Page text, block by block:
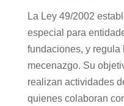
La Ley 49/2002
especial para
fundaciones, y regula
mecenazgo. Su
realizan actividades
quienes colaboran